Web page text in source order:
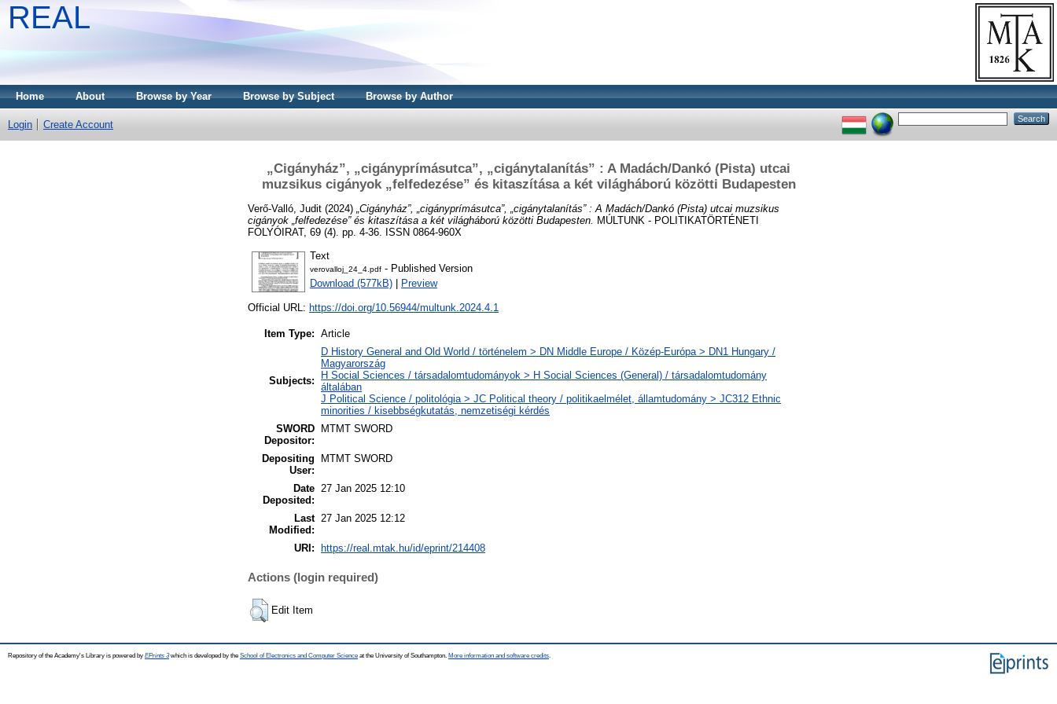
REAL
Home About Browse by Year Browse by Subject Browse by Author
Login Create Account
„Cigányház”, „cigányprímásutca”, „cigánytalanítás” : A Madách/Dankó (Pista) utcai
muzsikus cigányok „felfedezése” és kitaszítása a két világháború közötti Budapesten
Verő-Valló, Judit (2024) „Cigányház”, „cigányprímásutca”, „cigánytalanítás” : A Madách/Dankó (Pista) utcai muzsikus
cigányok „felfedezése” és kitaszítása a két világháború közötti Budapesten. MÚLTUNK - POLITIKATÖRTÉNETI
FOLYÓIRAT, 69 (4). pp. 4-36. ISSN 0864-960X
Text
verovalloj_24_4.pdf - Published Version
Download (577kB)
Preview
Official URL: https://doi.org/10.56944/multunk.2024.4.1
Item Type: Article
Subjects:
D History General and Old World / történelem > DN Middle Europe / Közép-Európa > DN1 Hungary /
Magyarország
H Social Sciences / társadalomtudományok > H Social Sciences (General) / társadalomtudomány
általában
J Political Science / politológia > JC Political theory / politikaelmélet, államtudomány > JC312 Ethnic
minorities / kisebbségkutatás, nemzetiségi kérdés
SWORD
Depositor:
MTMT SWORD
Depositing
User:
MTMT SWORD
Date
Deposited:
27 Jan 2025 12:10
Last
Modified:
27 Jan 2025 12:12
URI: https://real.mtak.hu/id/eprint/214408
Actions (login required)
Edit Item
Repository of the Academy's Library is powered by EPrints 3which is developed by the School of Electronics and Computer Science at the University of Southampton. More information and software credits